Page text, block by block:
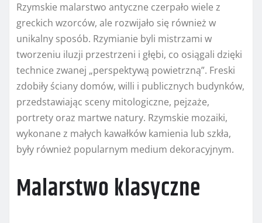
Rzymskie malarstwo antyczne czerpało wiele z
greckich wzorców, ale rozwijało się również w
unikalny sposób. Rzymianie byli mistrzami w
tworzeniu iluzji przestrzeni i głębi, co osiągali dzięki
technice zwanej „perspektywą powietrzną”. Freski
zdobiły ściany domów, willi i publicznych budynków,
przedstawiając sceny mitologiczne, pejzaże,
portrety oraz martwe natury. Rzymskie mozaiki,
wykonane z małych kawałków kamienia lub szkła,
były również popularnym medium dekoracyjnym.
Malarstwo klasyczne